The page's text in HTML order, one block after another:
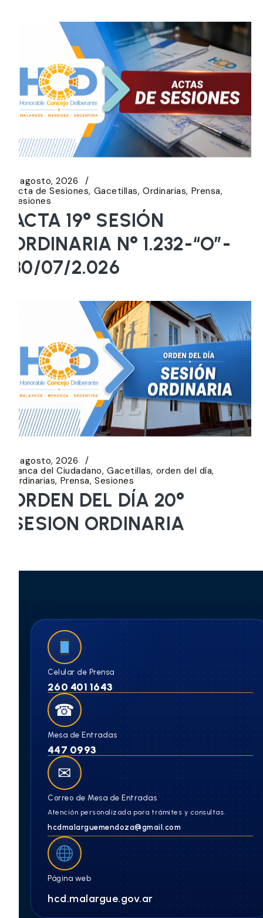
5 agosto, 2026
Acta de Sesiones Gacetillas Ordinarias Prensa
Sesiones
ACTA 19° SESIÓN
ORDINARIA N° 1.232-“O”-
30/07/2.026
5 agosto, 2026
Banca del Ciudadano Gacetillas orden del día
Ordinarias Prensa Sesiones
ORDEN DEL DÍA 20°
SESION ORDINARIA
Celular de Prensa
260 401 1643
☎
Mesa de Entradas
447 0993
✉
Correo de Mesa de Entradas
Atención personalizada para trámites y consultas.
hcdmalarguemendoza@gmail.com
Página web
hcd.malargue.gov.ar